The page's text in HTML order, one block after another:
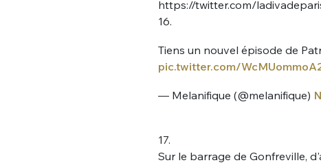
https://twitter.com/
16.
Tiens un nouvel épisode de
pic.twitter.com/
— Melanifique (@melanifique)
17.
Sur le barrage de Gonfreville,